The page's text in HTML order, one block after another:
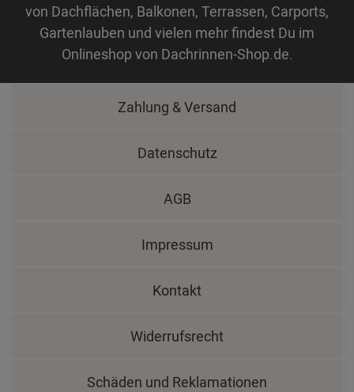
von Dachflächen, Balkonen, Terrassen, Carports,
Gartenlauben und vielen mehr findest Du im
Onlineshop von Dachrinnen-Shop.de.
Zahlung & Versand
Datenschutz
AGB
Impressum
Kontakt
Widerrufsrecht
Schäden und Reklamationen